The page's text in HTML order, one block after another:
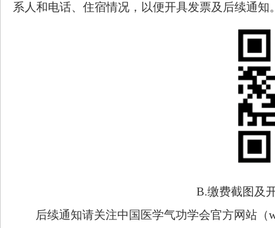
系人和电话、 住宿情况 ，以便开具发票及后续通知
B.缴费截图及
后续通知请关注中国医学气功学会官方网站（